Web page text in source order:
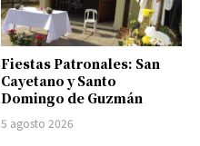
Fiestas Patronales: San
Cayetano y Santo
Domingo de Guzmán
5 agosto 2026